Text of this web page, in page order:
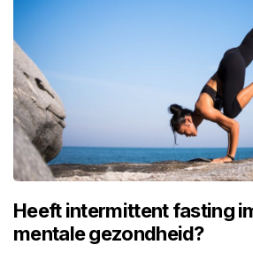
Heeft intermittent fasting
mentale gezondheid?